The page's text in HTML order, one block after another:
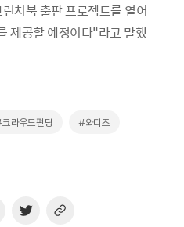
치북 출판 프로젝트를 열어
제공할 예정이다"라고 말했
라우드펀딩 #와디즈